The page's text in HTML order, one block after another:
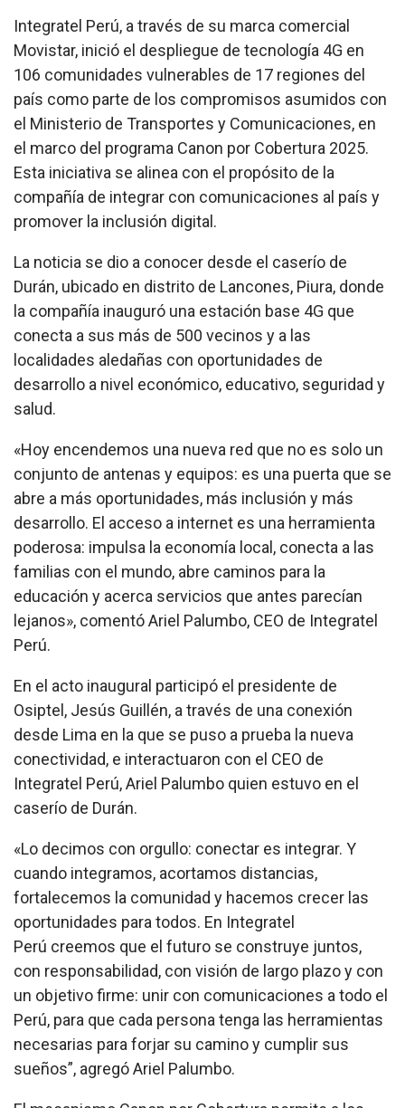
Integratel Perú, a través de su marca comercial
Movistar, inició el despliegue de tecnología 4G en
106 comunidades vulnerables de 17 regiones del
país como parte de los compromisos asumidos con
el Ministerio de Transportes y Comunicaciones, en
el marco del programa Canon por Cobertura 2025.
Esta iniciativa se alinea con el propósito de la
compañía de integrar con comunicaciones al país y
promover la inclusión digital.
La noticia se dio a conocer desde el caserío de
Durán, ubicado en distrito de Lancones, Piura, donde
la compañía inauguró una estación base 4G que
conecta a sus más de 500 vecinos y a las
localidades aledañas con oportunidades de
desarrollo a nivel económico, educativo, seguridad y
salud.
«Hoy encendemos una nueva red que no es solo un
conjunto de antenas y equipos: es una puerta que se
abre a más oportunidades, más inclusión y más
desarrollo. El acceso a internet es una herramienta
poderosa: impulsa la economía local, conecta a las
familias con el mundo, abre caminos para la
educación y acerca servicios que antes parecían
lejanos», comentó Ariel Palumbo, CEO de Integratel
Perú.
En el acto inaugural participó el presidente de
Osiptel, Jesús Guillén, a través de una conexión
desde Lima en la que se puso a prueba la nueva
conectividad, e interactuaron con el CEO de
Integratel Perú, Ariel Palumbo quien estuvo en el
caserío de Durán.
«Lo decimos con orgullo: conectar es integrar. Y
cuando integramos, acortamos distancias,
fortalecemos la comunidad y hacemos crecer las
oportunidades para todos. En Integratel
Perú creemos que el futuro se construye juntos,
con responsabilidad, con visión de largo plazo y con
un objetivo firme: unir con comunicaciones a todo el
Perú, para que cada persona tenga las herramientas
necesarias para forjar su camino y cumplir sus
sueños”, agregó Ariel Palumbo.